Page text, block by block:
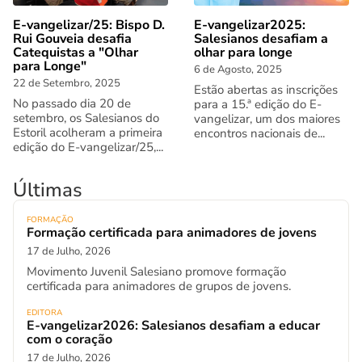
E-vangelizar/25: Bispo D.
Rui Gouveia desafia
Catequistas a "Olhar
para Longe"
22 de Setembro, 2025
No passado dia 20 de
setembro, os Salesianos do
Estoril acolheram a primeira
edição do E-vangelizar/25,...
E-vangelizar2025:
Salesianos desafiam a
olhar para longe
6 de Agosto, 2025
Estão abertas as inscrições
para a 15.ª edição do E-
vangelizar, um dos maiores
encontros nacionais de...
Últimas
FORMAÇÃO
Formação certificada para animadores de jovens
17 de Julho, 2026
Movimento Juvenil Salesiano promove formação
certificada para animadores de grupos de jovens.
EDITORA
E-vangelizar2026: Salesianos desafiam a educar
com o coração
17 de Julho, 2026